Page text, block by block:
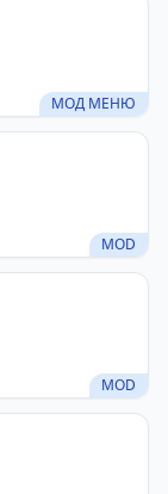
МОД МЕНЮ
MOD
MOD